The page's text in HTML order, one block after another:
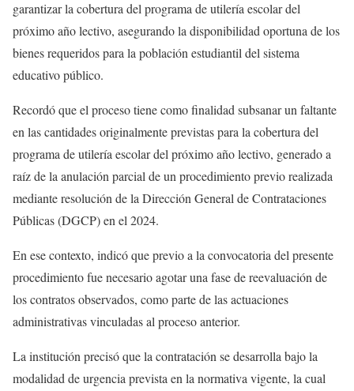
garantizar la cobertura del programa de utilería escolar del
próximo año lectivo, asegurando la disponibilidad oportuna de los
bienes requeridos para la población estudiantil del sistema
educativo público.
Recordó que el proceso tiene como finalidad subsanar un faltante
en las cantidades originalmente previstas para la cobertura del
programa de utilería escolar del próximo año lectivo, generado a
raíz de la anulación parcial de un procedimiento previo realizada
mediante resolución de la Dirección General de Contrataciones
Públicas (DGCP) en el 2024.
En ese contexto, indicó que previo a la convocatoria del presente
procedimiento fue necesario agotar una fase de reevaluación de
los contratos observados, como parte de las actuaciones
administrativas vinculadas al proceso anterior.
La institución precisó que la contratación se desarrolla bajo la
modalidad de urgencia prevista en la normativa vigente, la cual